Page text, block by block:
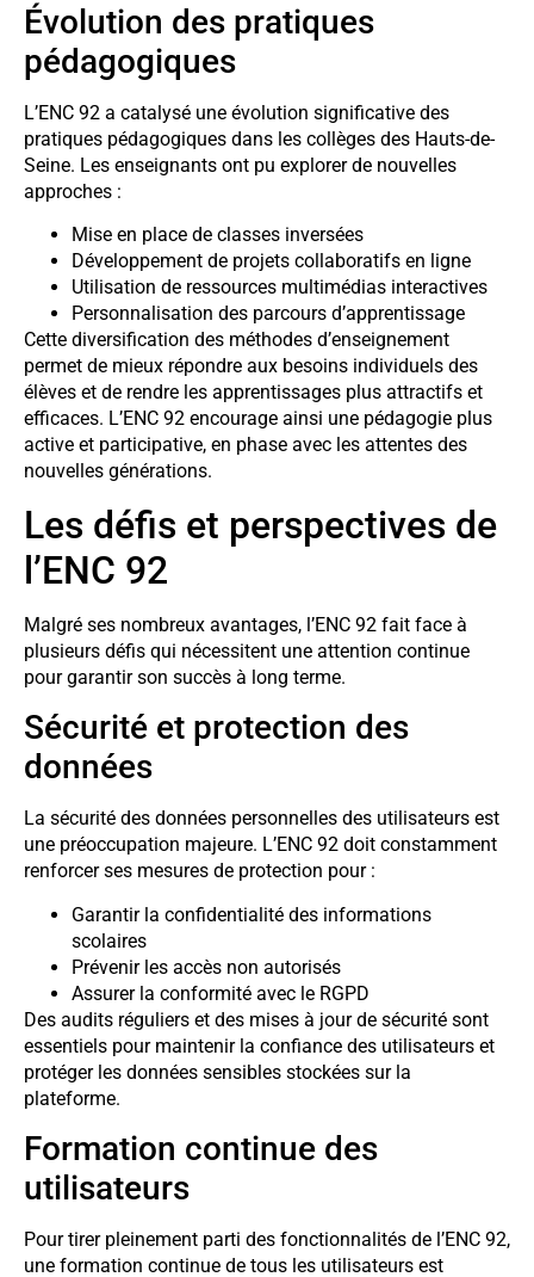
Évolution des pratiques
pédagogiques
L’ENC 92 a catalysé une évolution significative des
pratiques pédagogiques dans les collèges des Hauts-de-
Seine. Les enseignants ont pu explorer de nouvelles
approches :
Mise en place de classes inversées
Développement de projets collaboratifs en ligne
Utilisation de ressources multimédias interactives
Personnalisation des parcours d’apprentissage
Cette diversification des méthodes d’enseignement
permet de mieux répondre aux besoins individuels des
élèves et de rendre les apprentissages plus attractifs et
efficaces. L’ENC 92 encourage ainsi une pédagogie plus
active et participative, en phase avec les attentes des
nouvelles générations.
Les défis et perspectives de
l’ENC 92
Malgré ses nombreux avantages, l’ENC 92 fait face à
plusieurs défis qui nécessitent une attention continue
pour garantir son succès à long terme.
Sécurité et protection des
données
La sécurité des données personnelles des utilisateurs est
une préoccupation majeure. L’ENC 92 doit constamment
renforcer ses mesures de protection pour :
Garantir la confidentialité des informations
scolaires
Prévenir les accès non autorisés
Assurer la conformité avec le RGPD
Des audits réguliers et des mises à jour de sécurité sont
essentiels pour maintenir la confiance des utilisateurs et
protéger les données sensibles stockées sur la
plateforme.
Formation continue des
utilisateurs
Pour tirer pleinement parti des fonctionnalités de l’ENC 92,
une formation continue de tous les utilisateurs est